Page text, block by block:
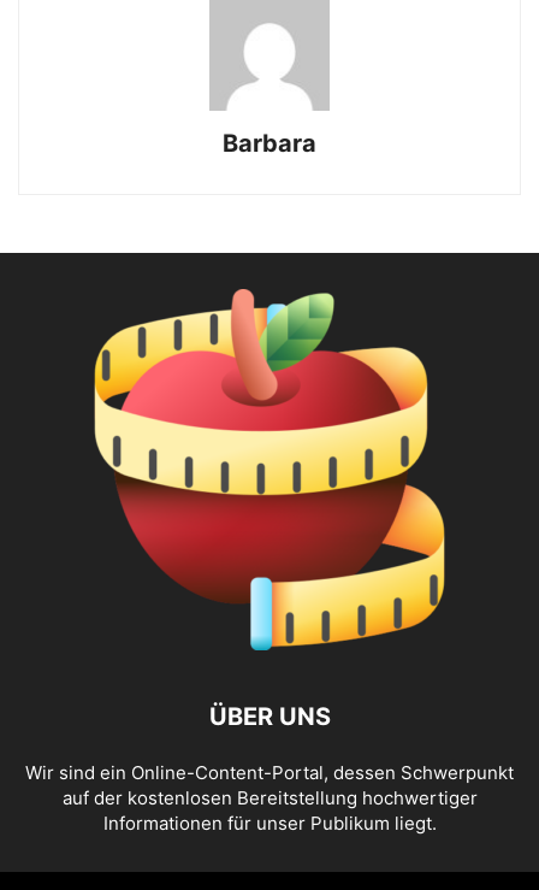
Barbara
ÜBER UNS
Wir sind ein Online-Content-Portal, dessen Schwerpunkt
auf der kostenlosen Bereitstellung hochwertiger
Informationen für unser Publikum liegt.